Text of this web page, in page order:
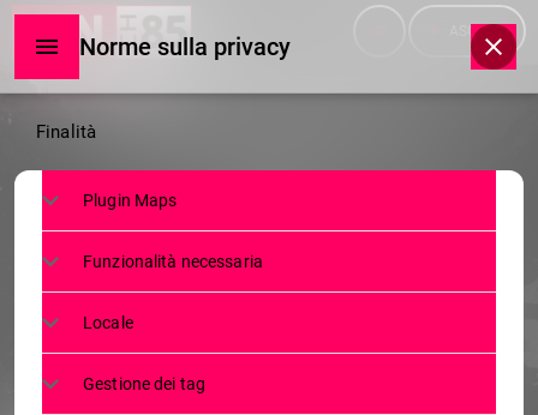
ASCOLTA
NEWS
200 ANNI DI STRADA DELLO
STELVIO: EVENTI, STORIA E
CELEBRAZIONI DEL
BICENTENARIO 2025
Norme sulla privacy
Norme
sulla
privacy
Finalità
Plugin Maps
Funzionalità necessaria
Locale
Gestione dei tag